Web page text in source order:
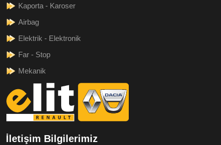
Kaporta - Karoser
Airbag
Elektrik - Elektronik
Far - Stop
Mekanik
İletişim Bilgilerimiz